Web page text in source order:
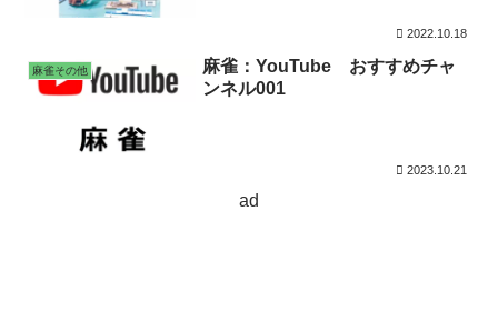
2022.10.18
麻雀その他
麻雀：YouTube おすすめチャ
ンネル001
2023.10.21
ad